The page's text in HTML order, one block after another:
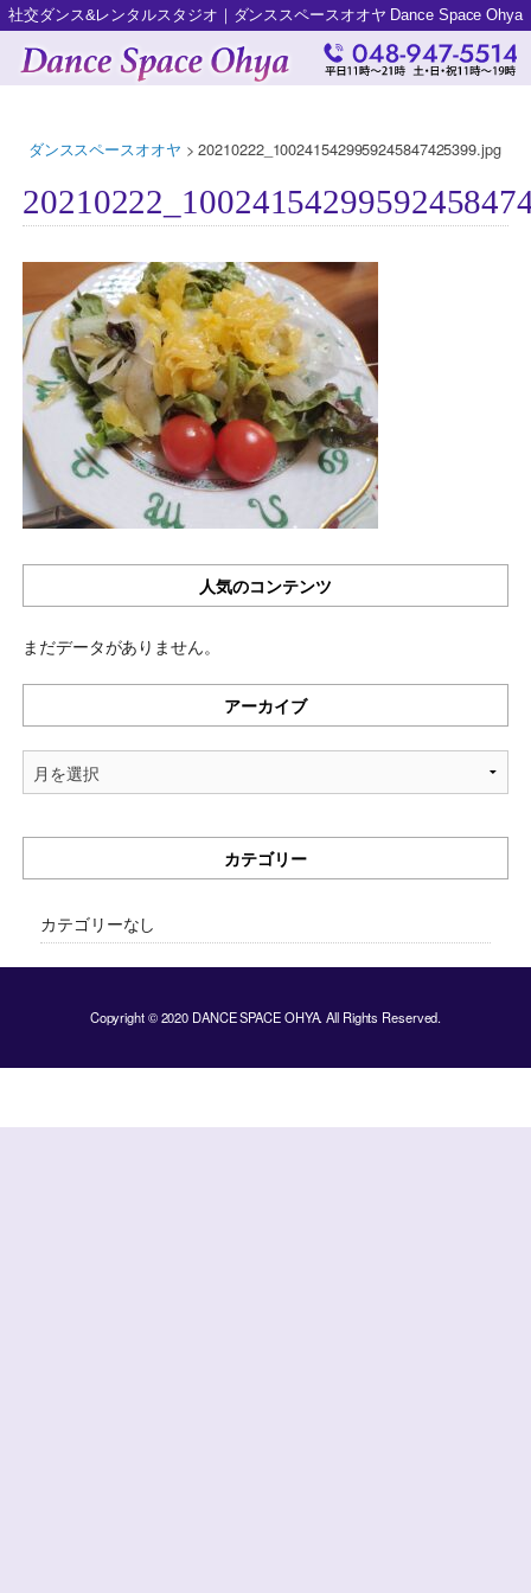
社交ダンス&レンタルスタジオ｜ダンススペースオオヤ Dance Space Ohya
ダンススペースオオヤ >20210222_1002415429959245847425399.jpg
人気のコンテンツ
まだデータがありません。
アーカイブ
ア
ー
ブ
カテゴリー
カテゴリーなし
Copyright © 2020 DANCE SPACE OHYA. All Rights Reserved.